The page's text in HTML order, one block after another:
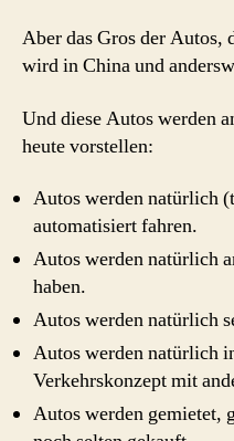
Aber das Gros der Autos,
wird in China und
Und diese Autos werden
heute vorstellen:
Autos werden natürlich
automatisiert fahren.
Autos werden natürlich
haben.
Autos werden natürlich
Autos werden natürlich
Verkehrskonzept mit
Autos werden gemietet,